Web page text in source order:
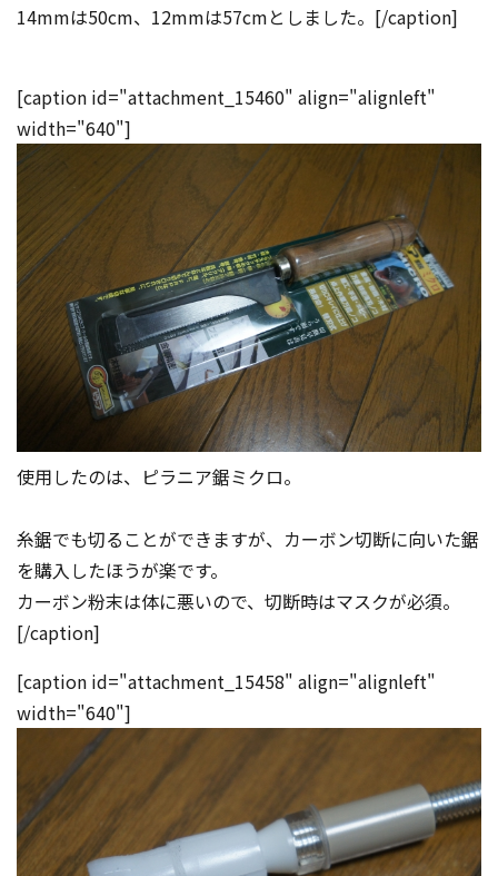
14mmは50cm、12mmは57cmとしました。[/caption]
[caption id="attachment_15460" align="alignleft"
width="640"]
使用したのは、ピラニア鋸ミクロ。
糸鋸でも切ることができますが、カーボン切断に向いた鋸
を購入したほうが楽です。
カーボン粉末は体に悪いので、切断時はマスクが必須。
[/caption]
[caption id="attachment_15458" align="alignleft"
width="640"]